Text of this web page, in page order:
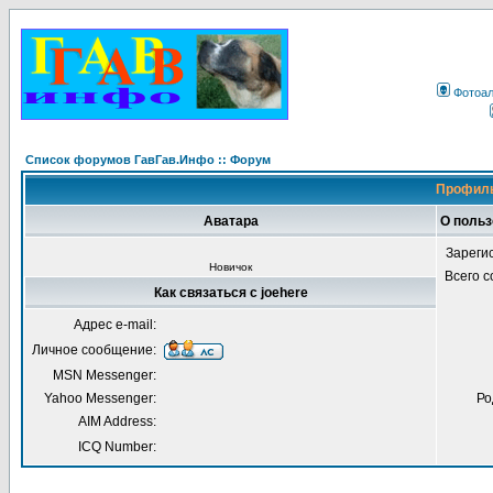
Список форумов ГавГав.Инфо :: Форум
Аватара О
Новичок
Всего
Как связаться с joehere
Адрес e-mail:
Личное сообщение:
MSN Messenger:
Yahoo Messenger:
AIM Address:
ICQ Number: